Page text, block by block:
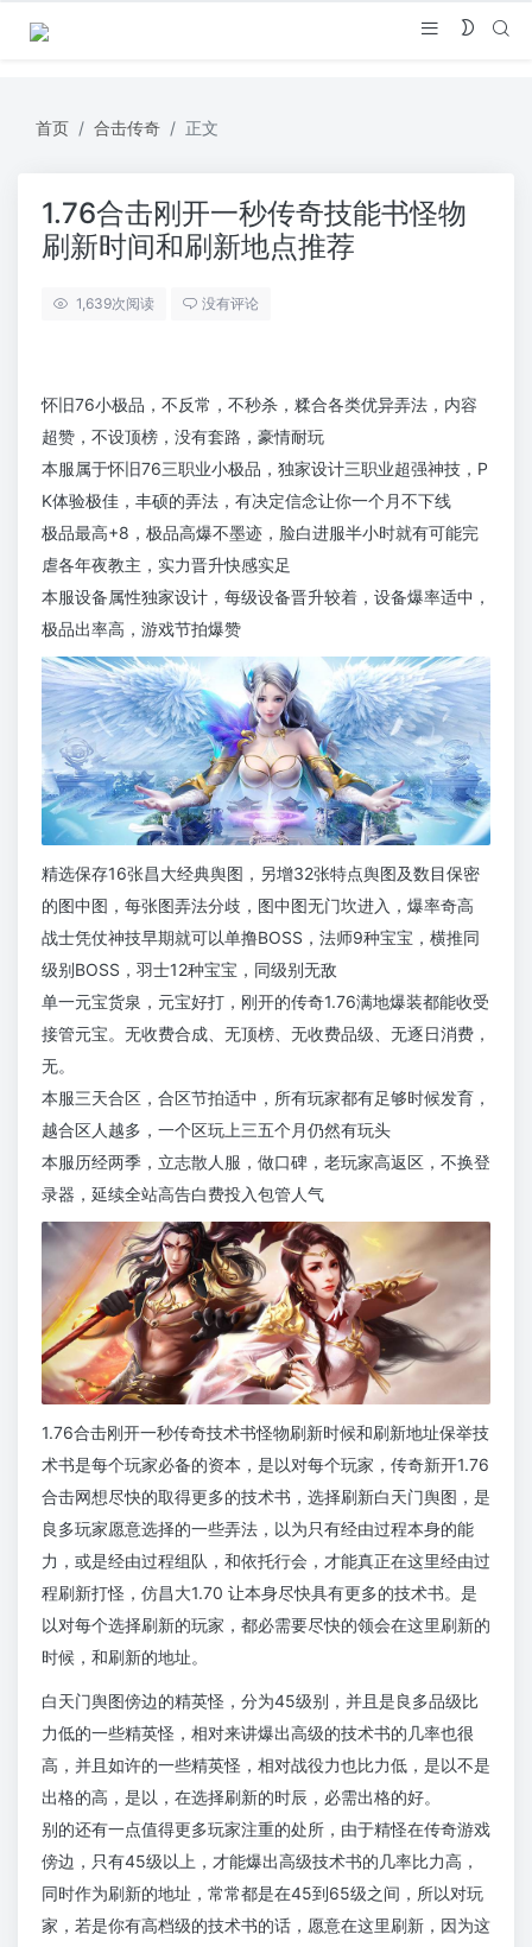
首页 合击传奇 正文
1.76合击刚开一秒传奇技能书怪物
刷新时间和刷新地点推荐
1,639次阅读 没有评论
怀旧76小极品，不反常，不秒杀，糅合各类优异弄法，内容
超赞，不设顶榜，没有套路，豪情耐玩
本服属于怀旧76三职业小极品，独家设计三职业超强神技，P
K体验极佳，丰硕的弄法，有决定信念让你一个月不下线
极品最高+8，极品高爆不墨迹，脸白进服半小时就有可能完
虐各年夜教主，实力晋升快感实足
本服设备属性独家设计，每级设备晋升较着，设备爆率适中，
极品出率高，游戏节拍爆赞
精选保存16张昌大经典舆图，另增32张特点舆图及数目保密
的图中图，每张图弄法分歧，图中图无门坎进入，爆率奇高
战士凭仗神技早期就可以单撸BOSS，法师9种宝宝，横推同
级别BOSS，羽士12种宝宝，同级别无敌
单一元宝货泉，元宝好打，刚开的传奇1.76满地爆装都能收受
接管元宝。无收费合成、无顶榜、无收费品级、无逐日消费，
无。
本服三天合区，合区节拍适中，所有玩家都有足够时候发育，
越合区人越多，一个区玩上三五个月仍然有玩头
本服历经两季，立志散人服，做口碑，老玩家高返区，不换登
录器，延续全站高告白费投入包管人气
1.76合击刚开一秒传奇技术书怪物刷新时候和刷新地址保举技
术书是每个玩家必备的资本，是以对每个玩家，传奇新开1.76
合击网想尽快的取得更多的技术书，选择刷新白天门舆图，是
良多玩家愿意选择的一些弄法，以为只有经由过程本身的能
力，或是经由过程组队，和依托行会，才能真正在这里经由过
程刷新打怪，仿昌大1.70 让本身尽快具有更多的技术书。是
以对每个选择刷新的玩家，都必需要尽快的领会在这里刷新的
时候，和刷新的地址。
白天门舆图傍边的精英怪，分为45级别，并且是良多品级比
力低的一些精英怪，相对来讲爆出高级的技术书的几率也很
高，并且如许的一些精英怪，相对战役力也比力低，是以不是
出格的高，是以，在选择刷新的时辰，必需出格的好。
别的还有一点值得更多玩家注重的处所，由于精怪在传奇游戏
傍边，只有45级以上，才能爆出高级技术书的几率比力高，
同时作为刷新的地址，常常都是在45到65级之间，所以对玩
家，若是你有高档级的技术书的话，愿意在这里刷新，因为这